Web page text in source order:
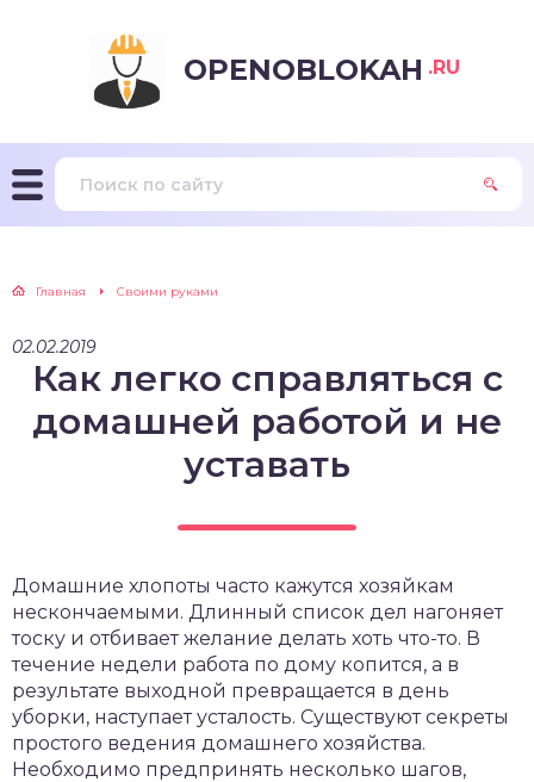
OPENOBLOKAH .RU
Главная Своими руками
02.02.2019
Как легко справляться с
домашней работой и не
уставать
Домашние хлопоты часто кажутся хозяйкам
нескончаемыми. Длинный список дел нагоняет
тоску и отбивает желание делать хоть что-то. В
течение недели работа по дому копится, а в
результате выходной превращается в день
уборки, наступает усталость. Существуют секреты
простого ведения домашнего хозяйства.
Необходимо предпринять несколько шагов,